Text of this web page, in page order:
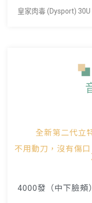
皇家肉毒 (Dysport)
全新第二代立
不用動刀，沒有傷
4000發（中下臉頰）